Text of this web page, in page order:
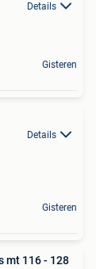
Details
Gisteren
Details
Gisteren
mt 116 - 128